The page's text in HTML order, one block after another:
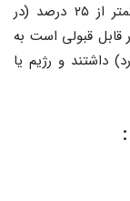
واقع یک شاخص توده چربی بدنی معمولی کمتر از ۲۵ درصد (در
از ۲۵ درصد مقدار قابل قبولی است به
داشتند و رژیم یا